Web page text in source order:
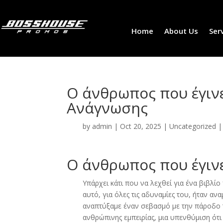
Home About Us
Ο άνθρωπος που
Ανάγνωσης
by admin | Oct 20, 2025 |Uncategorized
Ο άνθρωπος που
Υπάρχει κάτι που να λεχθεί για ένα
αυτό, για όλες τις αδυναμίες του, ήταν
αναπτύξαμε έναν σεβασμό με την πάροδο
ανθρώπινης εμπειρίας, μια υπενθύμιση